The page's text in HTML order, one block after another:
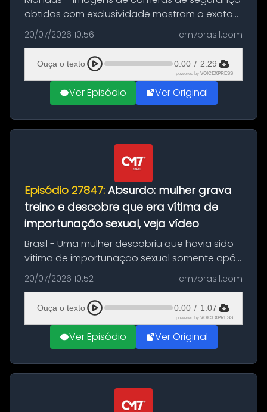
obtidas com exclusividade mostram o exato
momento da fuga do principal suspeito da
morte de Larissa Araújo, de 28 anos. O crime
ocorreu na noite deste último d...
20/07/2026 10:56 cm7brasil.com
Ouça o texto 0:00 / 2:29
powered by VOICEXPRESS
Ver Episódio Ver Original
Episódio 27847: Absurdo: mulher grava
treino e descobre que era vítima de
importunação sexual, veja vídeo
Brasil - Uma mulher descobriu que havia sido
vítima de importunação sexual somente após
assistir a um vídeo que gravou enquanto
treinava na academia de um condomínio em
Feira de Santana, na Bahia. O c...
20/07/2026 10:52 cm7brasil.com
Ouça o texto 0:00 / 1:07
powered by VOICEXPRESS
Ver Episódio Ver Original